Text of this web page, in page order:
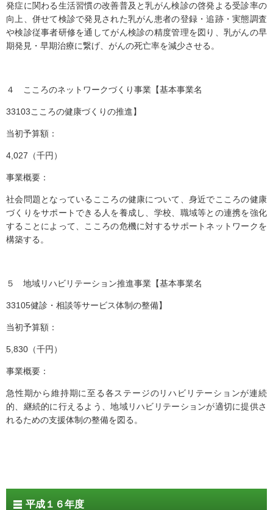
発症に関わる生活習慣の改善普及と乳がん検診の啓発よる受診率の
向上、併せて検診で発見された乳がん患者の登録・追跡・実態調査
や検診従事者研修を通してがん検診の精度管理を図り、乳がんの早
期発見・早期治療に繋げ、がんの死亡率を減少させる。
４ こころのネットワークづくり事業【基本事業名
33103こころの健康づくりの推進】
当初予算額：
4,027（千円）
事業概要：
社会問題となっているこころの健康について、身近でこころの健康
づくりをサポートできる人を養成し、学校、職域等との連携を強化
することによって、こころの危機に対するサポートネットワークを
構築する。
５ 地域リハビリテーション推進事業【基本事業名
33105健診・相談等サービス体制の整備】
当初予算額：
5,830（千円）
事業概要：
急性期から維持期に至る各ステージのリハビリテーションが連続
的、継続的に行えるよう、地域リハビリテーションが適切に提供さ
れるための支援体制の整備を図る。
平成１６年度